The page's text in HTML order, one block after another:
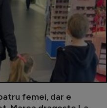
femei, dar e